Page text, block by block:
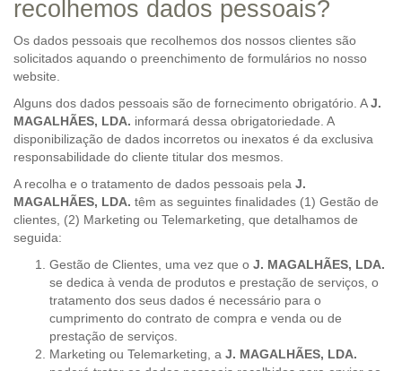
recolhemos dados pessoais?
Os dados pessoais que recolhemos dos nossos clientes são
solicitados aquando o preenchimento de formulários no nosso
website.
Alguns dos dados pessoais são de fornecimento obrigatório. AJ.
MAGALHÃES, LDA. informará dessa obrigatoriedade. A
disponibilização de dados incorretos ou inexatos é da exclusiva
responsabilidade do cliente titular dos mesmos.
A recolha e o tratamento de dados pessoais pela J.
MAGALHÃES, LDA. têm as seguintes finalidades (1) Gestão de
clientes, (2) Marketing ou Telemarketing, que detalhamos de
seguida:
Gestão de Clientes, uma vez que o J. MAGALHÃES, LDA.
se dedica à venda de produtos e prestação de serviços, o
tratamento dos seus dados é necessário para o
cumprimento do contrato de compra e venda ou de
prestação de serviços.
Marketing ou Telemarketing, a J. MAGALHÃES, LDA.